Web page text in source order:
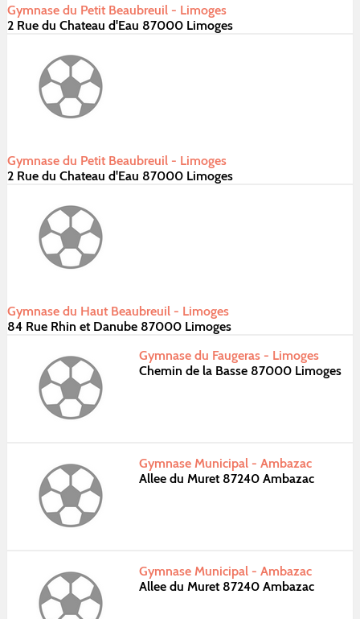
Gymnase du Petit Beaubreuil - Limoges
2 Rue du Chateau d'Eau 87000 Limoges
Gymnase du Petit Beaubreuil - Limoges
2 Rue du Chateau d'Eau 87000 Limoges
Gymnase du Haut Beaubreuil - Limoges
84 Rue Rhin et Danube 87000 Limoges
Gymnase du Faugeras - Limoges
Chemin de la Basse 87000 Limoges
Gymnase Municipal - Ambazac
Allee du Muret 87240 Ambazac
Gymnase Municipal - Ambazac
Allee du Muret 87240 Ambazac